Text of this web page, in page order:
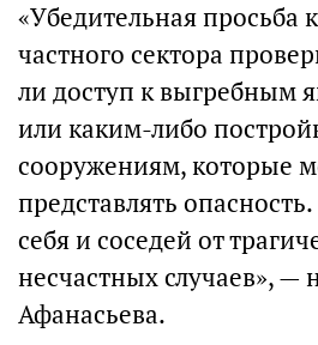
«Убедительная просьба
частного сектора
ли доступ к выгребным
или каким-либо
сооружениям, которые
представлять
себя и соседей от
несчастных случаев», —
Афанасьева.